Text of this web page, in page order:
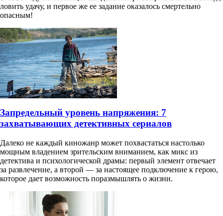
ловить удачу, и первое же ее задание оказалось смертельно
опасным!
Запредельный уровень напряжения: 7
захватывающих детективных сериалов
Далеко не каждый киножанр может похвастаться настолько
мощным владением зрительским вниманием, как микс из
детектива и психологической драмы: первый элемент отвечает
за развлечение, а второй — за настоящее подключение к герою,
которое дает возможность поразмышлять о жизни.